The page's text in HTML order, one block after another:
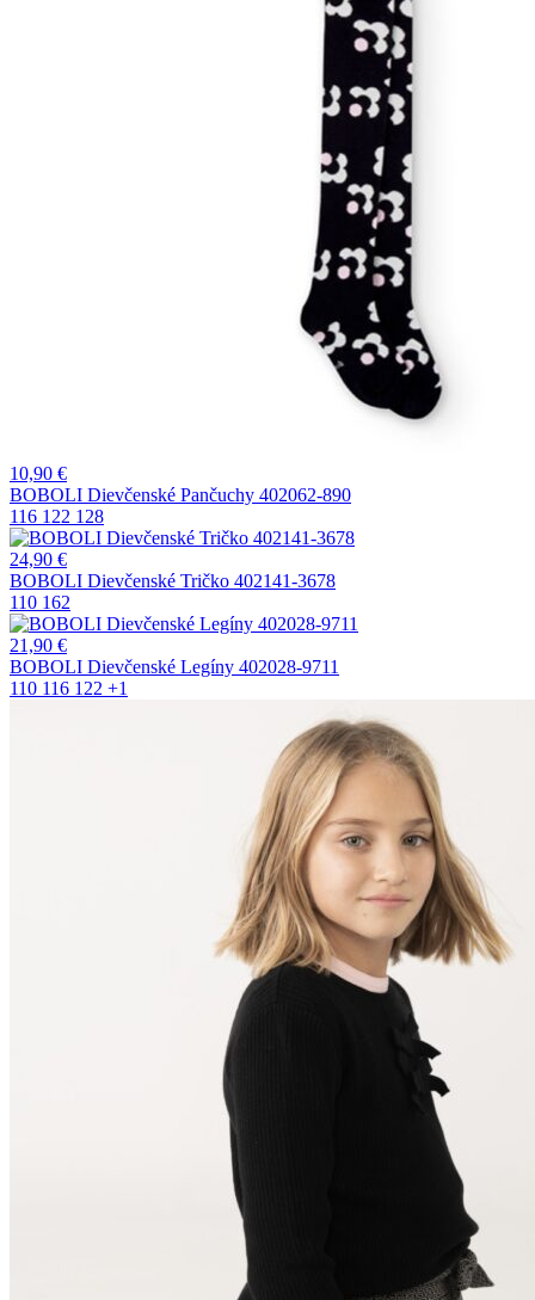
10,90 €
BOBOLI Dievčenské Pančuchy 402062-890
116 122 128
24,90 €
BOBOLI Dievčenské Tričko 402141-3678
110 162
21,90 €
BOBOLI Dievčenské Legíny 402028-9711
110 116 122 +1